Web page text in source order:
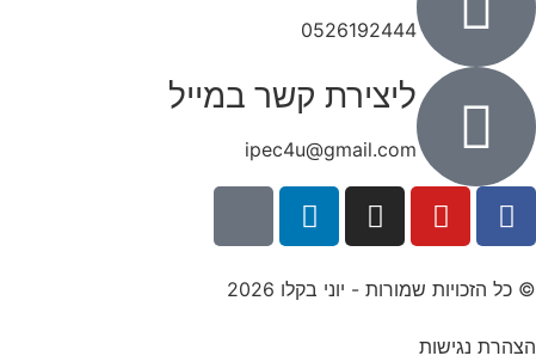
0526192444
ליצירת קשר במייל
ipec4u@gmail.com
© כל הזכויות שמורות - יוני בקלו 2026
הצהרת נגישות